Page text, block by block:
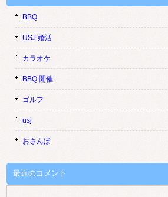
BBQ
USJ 婚活
カラオケ
BBQ 開催
ゴルフ
usj
おさんぽ
最近のコメント